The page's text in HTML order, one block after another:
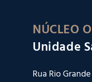
NÚCLEO
Unidade
Rua Rio